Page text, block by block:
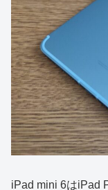
iPad mini 6はiPad